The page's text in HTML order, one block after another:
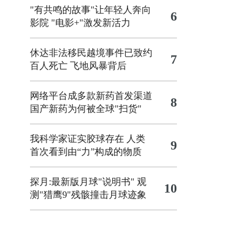
"有共鸣的故事"让年轻人奔向
影院 "电影+"激发新活力 6
休达非法移民越境事件已致约
百人死亡 飞地风暴背后 7
网络平台成多款新药首发渠道
国产新药为何被全球"扫货"
8
我科学家证实胶球存在 人类
首次看到由“力”构成的物质
9
探月:最新版月球"说明书" 观
测"猎鹰9"残骸撞击月球迹象
10